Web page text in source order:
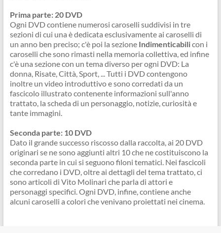
Prima parte: 20 DVD
Ogni DVD contiene numerosi caroselli suddivisi in tre
sezioni di cui una è dedicata esclusivamente ai caroselli di
un anno ben preciso; c'è poi la sezione Indimenticabilicon i
caroselli che sono rimasti nella memoria collettiva, ed infine
c'è una sezione con un tema diverso per ogni DVD: La
donna, Risate, Città, Sport, ... Tutti i DVD contengono
inoltre un video introduttivo e sono corredati da un
fascicolo illustrato contenente informazioni sull'anno
trattato, la scheda di un personaggio, notizie, curiosità e
tante immagini.
Seconda parte: 10 DVD
Dato il grande successo riscosso dalla raccolta, ai 20 DVD
originari se ne sono aggiunti altri 10 che ne costituiscono la
seconda parte in cui si seguono filoni tematici. Nei fascicoli
che corredano i DVD, oltre ai dettagli del tema trattato, ci
sono articoli di Vito Molinari che parla di attori e
personaggi specifici. Ogni DVD, infine, contiene anche
alcuni caroselli a colori che venivano proiettati nei cinema.